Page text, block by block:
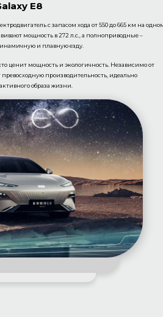
E8
с запасом хода от 550 до 665 км на
мощность в 272 л.с., а полноприводные –
и плавную езду.
ценит мощность и экологичность. Независимо от
производительность, идеально
образа жизни.